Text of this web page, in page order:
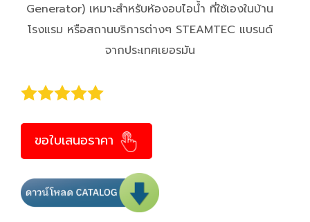
Generator) เหมาะสำหรับห้องอบไอน้ำ ที่ใช้เองในบ้าน
โรงแรม หรือสถานบริการต่างๆ STEAMTEC แบรนด์
จากประเทศเยอรมัน
ขอใบเสนอราคา